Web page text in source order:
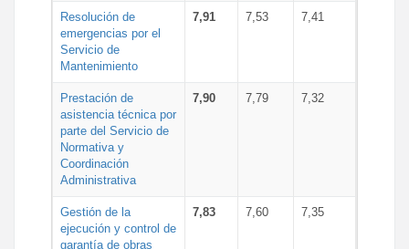
Resolución de
emergencias por el
Servicio de
Mantenimiento
7,91 7,53 7,41
Prestación de
asistencia técnica por
parte del Servicio de
Normativa y
Coordinación
Administrativa
7,90 7,79 7,32
Gestión de la
ejecución y control de
garantía de obras
7,83 7,60 7,35